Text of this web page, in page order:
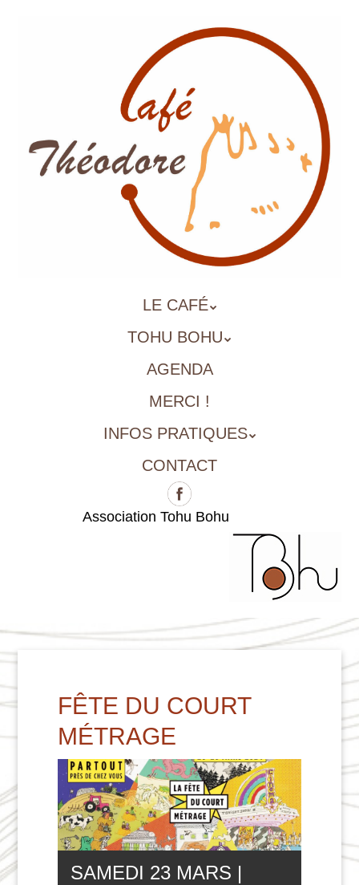
LE CAFÉ
TOHU BOHU
AGENDA
MERCI !
INFOS PRATIQUES
CONTACT
Association Tohu Bohu
FÊTE DU COURT
MÉTRAGE
SAMEDI 23 MARS |